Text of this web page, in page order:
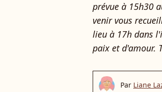
prévue à 15h30
venir vous
lieu à 17h dans
paix et d'amour.
Par Liane